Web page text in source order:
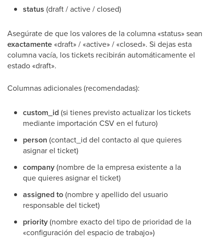
status (draft / active / closed)
Asegúrate de que los valores de la columna «status» sean
exactamente«draft» / «active» / «closed». Si dejas esta
columna vacía, los tickets recibirán automáticamente el
estado «draft».
Columnas adicionales (recomendadas):
custom_id(si tienes previsto actualizar los tickets
mediante importación CSV en el futuro)
person (contact_id del contacto al que quieres
asignar el ticket)
company(nombre de la empresa existente a la
que quieres asignar el ticket)
assigned to(nombre y apellido del usuario
responsable del ticket)
priority(nombre exacto del tipo de prioridad de la
«configuración del espacio de trabajo»)